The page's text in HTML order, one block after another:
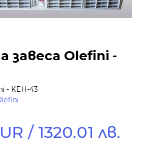
завеса Olefini -
- KEH-43
/ 1320.01 лв.